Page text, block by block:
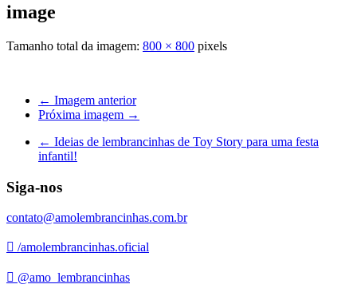
image
Tamanho total da imagem: 800 × 800 pixels
← Imagem anterior
Próxima imagem →
← Ideias de lembrancinhas de Toy Story para uma festa
infantil!
Siga-nos
contato@amolembrancinhas.com.br
/amolembrancinhas.oficial
@amo_lembrancinhas